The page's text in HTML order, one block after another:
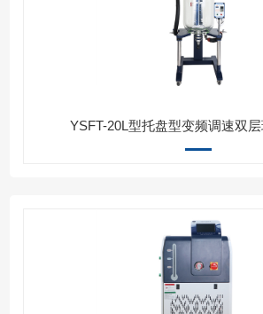
YSFT-20L型托盘型变频调速双